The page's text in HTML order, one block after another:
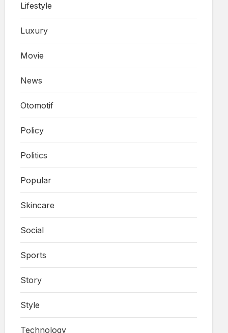
Lifestyle
Luxury
Movie
News
Otomotif
Policy
Politics
Popular
Skincare
Social
Sports
Story
Style
Technology